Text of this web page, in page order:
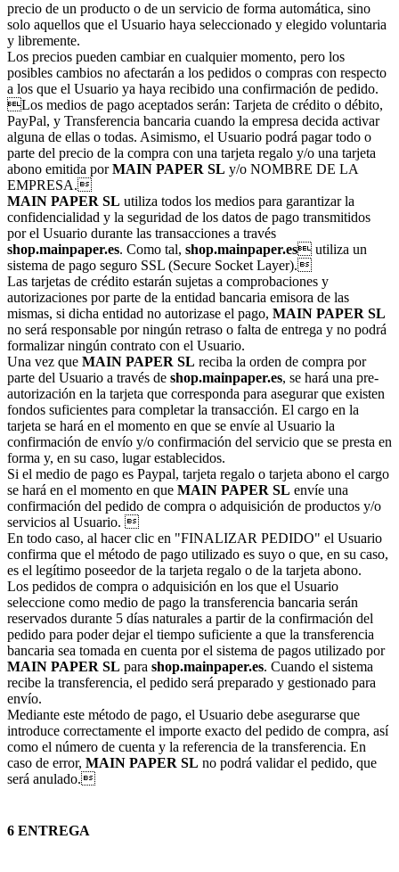
precio de un producto o de un servicio de forma automática, sino
solo aquellos que el Usuario haya seleccionado y elegido voluntaria
y libremente.
Los precios pueden cambiar en cualquier momento, pero los
posibles cambios no afectarán a los pedidos o compras con respecto
a los que el Usuario ya haya recibido una confirmación de pedido.
Los medios de pago aceptados serán: Tarjeta de crédito o débito,
PayPal, y Transferencia bancaria cuando la empresa decida activar
alguna de ellas o todas. Asimismo, el Usuario podrá pagar todo o
parte del precio de la compra con una tarjeta regalo y/o una tarjeta
abono emitida porMAIN PAPER SL y/o NOMBRE DE LA
EMPRESA.
MAIN PAPER SL utiliza todos los medios para garantizar la
confidencialidad y la seguridad de los datos de pago transmitidos
por el Usuario durante las transacciones a través
shop.mainpaper.es. Como tal, shop.mainpaper.es utiliza un
sistema de pago seguro SSL (Secure Socket Layer).
Las tarjetas de crédito estarán sujetas a comprobaciones y
autorizaciones por parte de la entidad bancaria emisora de las
mismas, si dicha entidad no autorizase el pago, MAIN PAPER SL
no será responsable por ningún retraso o falta de entrega y no podrá
formalizar ningún contrato con el Usuario.
Una vez que MAIN PAPER SL reciba la orden de compra por
parte del Usuario a través de shop.mainpaper.es, se hará una pre-
autorización en la tarjeta que corresponda para asegurar que existen
fondos suficientes para completar la transacción. El cargo en la
tarjeta se hará en el momento en que se envíe al Usuario la
confirmación de envío y/o confirmación del servicio que se presta en
forma y, en su caso, lugar establecidos.
Si el medio de pago es Paypal, tarjeta regalo o tarjeta abono el cargo
se hará en el momento en que MAIN PAPER SL envíe una
confirmación del pedido de compra o adquisición de productos y/o
servicios al Usuario. 
En todo caso, al hacer clic en "FINALIZAR PEDIDO" el Usuario
confirma que el método de pago utilizado es suyo o que, en su caso,
es el legítimo poseedor de la tarjeta regalo o de la tarjeta abono.
Los pedidos de compra o adquisición en los que el Usuario
seleccione como medio de pago la transferencia bancaria serán
reservados durante 5 días naturales a partir de la confirmación del
pedido para poder dejar el tiempo suficiente a que la transferencia
bancaria sea tomada en cuenta por el sistema de pagos utilizado por
MAIN PAPER SL para shop.mainpaper.es. Cuando el sistema
recibe la transferencia, el pedido será preparado y gestionado para
envío.
Mediante este método de pago, el Usuario debe asegurarse que
introduce correctamente el importe exacto del pedido de compra, así
como el número de cuenta y la referencia de la transferencia. En
caso de error, MAIN PAPER SL no podrá validar el pedido, que
será anulado.
6 ENTREGA